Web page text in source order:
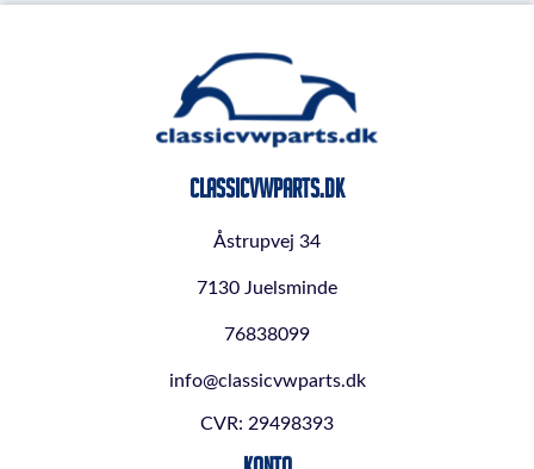
ClassicVWParts.dk
Åstrupvej 34
7130 Juelsminde
76838099
info@classicvwparts.dk
CVR: 29498393